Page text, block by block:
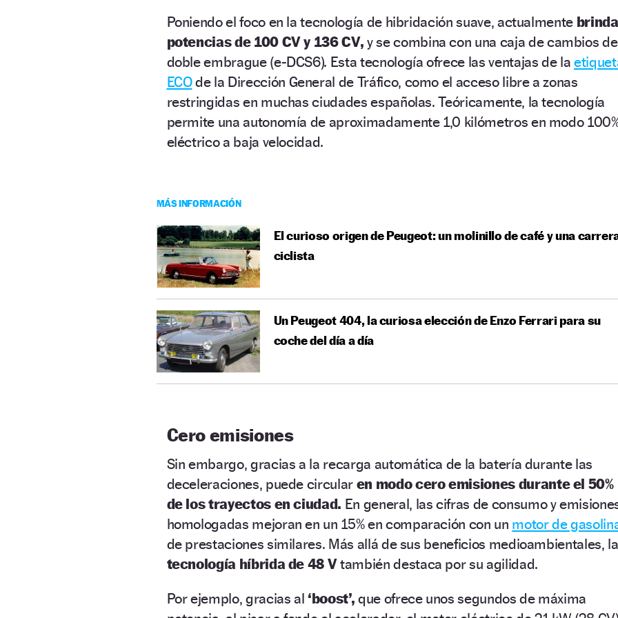
Poniendo el foco en la tecnología de hibridación suave, actualmente brinda
potencias de 100 CV y 136 CV, y se combina con una caja de cambios de
doble embrague (e-DCS6). Esta tecnología ofrece las ventajas de la
ECOde la Dirección General de Tráfico, como el acceso libre a zonas
restringidas en muchas ciudades españolas. Teóricamente, la tecnología
permite una autonomía de aproximadamente 1,0 kilómetros en modo
eléctrico a baja velocidad.
MÁS INFORMACIÓN
El curioso origen de Peugeot: un molinillo de café y una
ciclista
Un Peugeot 404, la curiosa elección de Enzo Ferrari para su
coche del día a día
Cero emisiones
Sin embargo, gracias a la recarga automática de la batería durante las
deceleraciones, puede circular en modo cero emisiones durante el 50%
de los trayectos en ciudad. En general, las cifras de consumo y
homologadas mejoran en un 15% en comparación con un motor de
de prestaciones similares. Más allá de sus beneficios medioambientales, la
tecnología híbrida de 48 Vtambién destaca por su agilidad.
Por ejemplo, gracias al ‘boost’, que ofrece unos segundos de máxima